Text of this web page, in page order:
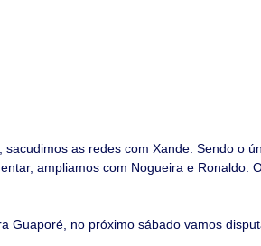
sacudimos as redes com Xande. Sendo o
ampliamos com Nogueira e Ronaldo.
Guaporé, no próximo sábado vamos